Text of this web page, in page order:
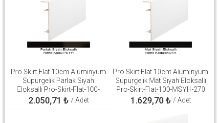
Pro Skirt Flat 10cm Alüminyum
Süpürgelik Parlak Siyah
Eloksallı Pro-Skirt-Flat-100-
PSYH-270
2.050,71 ₺ / Adet
Pro Skirt Flat 10cm Alüminyum
Süpürgelik Mat Siyah Eloksallı
Pro-Skirt-Flat-100-MSYH-270
1.629,70₺ / Adet